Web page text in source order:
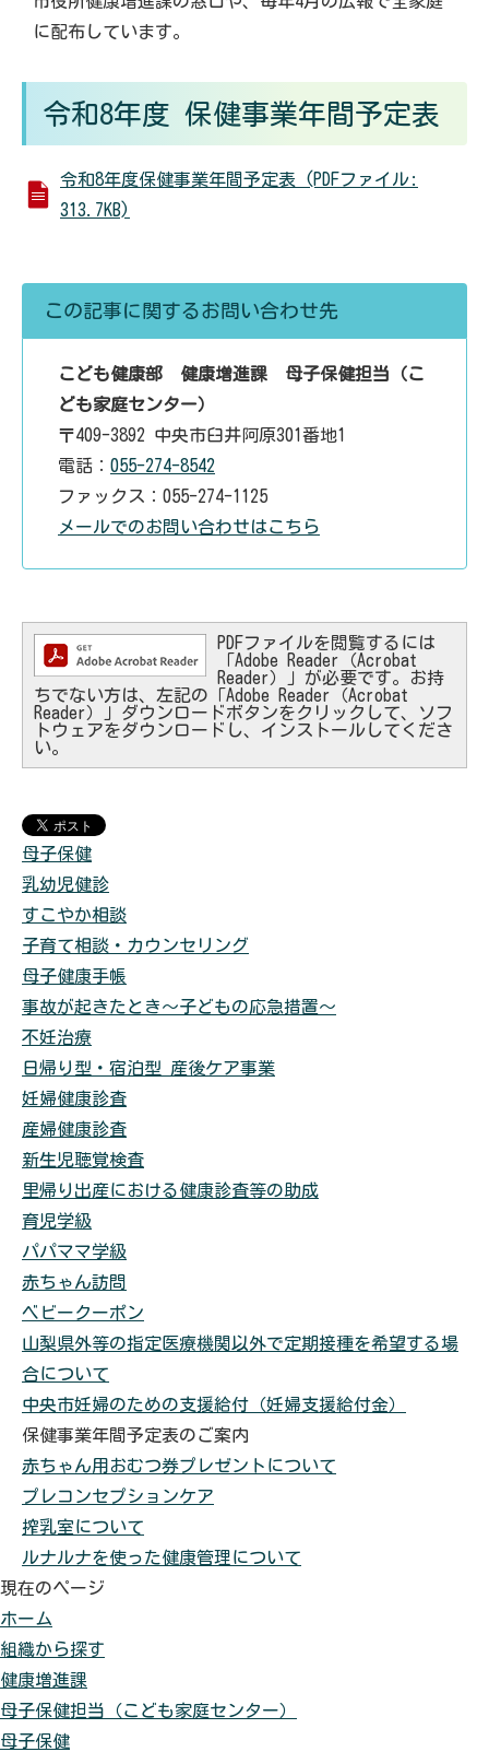
に配布しています。
令和8年度 保健事業年間予定表
令和8年度保健事業年間予定表 (PDFファイル:
313.7KB)
この記事に関するお問い合わせ先
こども健康部 健康増進課 母子保健担当（こ
ども家庭センター）
〒409-3892 中央市臼井阿原301番地1
電話： 055-274-8542
ファックス：055-274-1125
メールでのお問い合わせはこちら
PDFファイルを閲覧するには
「Adobe Reader（Acrobat
Reader）」が必要です。お持
ちでない方は、左記の「Adobe Reader（Acrobat
Reader）」ダウンロードボタンをクリックして、ソフ
トウェアをダウンロードし、インストールしてくださ
い。
母子保健
乳幼児健診
すこやか相談
子育て相談・カウンセリング
母子健康手帳
事故が起きたとき～子どもの応急措置～
不妊治療
日帰り型・宿泊型 産後ケア事業
妊婦健康診査
産婦健康診査
新生児聴覚検査
里帰り出産における健康診査等の助成
育児学級
パパママ学級
赤ちゃん訪問
ベビークーポン
山梨県外等の指定医療機関以外で定期接種を希望する場
合について
中央市妊婦のための支援給付（妊婦支援給付金）
保健事業年間予定表のご案内
赤ちゃん用おむつ券プレゼントについて
プレコンセプションケア
搾乳室について
ルナルナを使った健康管理について
現在のページ
ホーム
組織から探す
健康増進課
母子保健担当（こども家庭センター）
母子保健